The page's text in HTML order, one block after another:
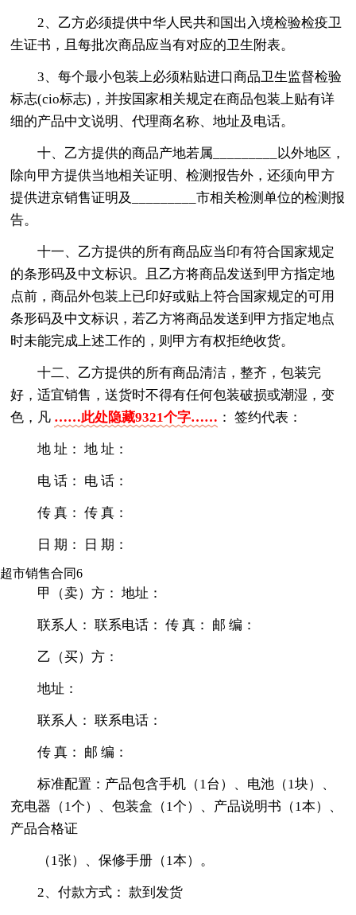
2、乙方必须提供中华人民共和国出入境检验检疫卫
生证书，且每批次商品应当有对应的卫生附表。
3、每个最小包装上必须粘贴进口商品卫生监督检验
标志(cio标志)，并按国家相关规定在商品包装上贴有详
细的产品中文说明、代理商名称、地址及电话。
十、乙方提供的商品产地若属_________以外地区，
除向甲方提供当地相关证明、检测报告外，还须向甲方
提供进京销售证明及_________市相关检测单位的检测报
告。
十一、乙方提供的所有商品应当印有符合国家规定
的条形码及中文标识。且乙方将商品发送到甲方指定地
点前，商品外包装上已印好或贴上符合国家规定的可用
条形码及中文标识，若乙方将商品发送到甲方指定地点
时未能完成上述工作的，则甲方有权拒绝收货。
十二、乙方提供的所有商品清洁，整齐，包装完
好，适宜销售，送货时不得有任何包装破损或潮湿，变
色，凡 ……此处隐藏9321个字…… ： 签约代表：
地 址： 地 址：
电 话： 电 话：
传 真： 传 真：
日 期： 日 期：
超市销售合同6
甲（卖）方： 地址：
联系人： 联系电话： 传 真： 邮 编：
乙（买）方：
地址：
联系人： 联系电话：
传 真： 邮 编：
标准配置：产品包含手机（1台）、电池（1块）、
充电器（1个）、包装盒（1个）、产品说明书（1本）、
产品合格证
（1张）、保修手册（1本）。
2、付款方式： 款到发货